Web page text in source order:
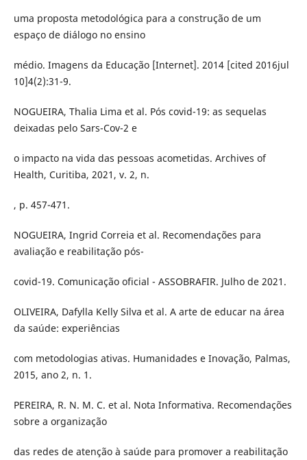
uma proposta metodológica para a construção de um
espaço de diálogo no ensino
médio. Imagens da Educação [Internet]. 2014 [cited 2016jul
10]4(2):31-9.
NOGUEIRA, Thalia Lima et al. Pós covid-19: as sequelas
deixadas pelo Sars-Cov-2 e
o impacto na vida das pessoas acometidas. Archives of
Health, Curitiba, 2021, v. 2, n.
, p. 457-471.
NOGUEIRA, Ingrid Correia et al. Recomendações para
avaliação e reabilitação pós-
covid-19. Comunicação oficial - ASSOBRAFIR. Julho de 2021.
OLIVEIRA, Dafylla Kelly Silva et al. A arte de educar na área
da saúde: experiências
com metodologias ativas. Humanidades e Inovação, Palmas,
2015, ano 2, n. 1.
PEREIRA, R. N. M. C. et al. Nota Informativa. Recomendações
sobre a organização
das redes de atenção à saúde para promover a reabilitação